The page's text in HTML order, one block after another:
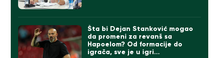
Šta bi Dejan Stanković mogao
da promeni za revanš sa
Hapoelom? Od formacije do
igrača, sve je u igri…